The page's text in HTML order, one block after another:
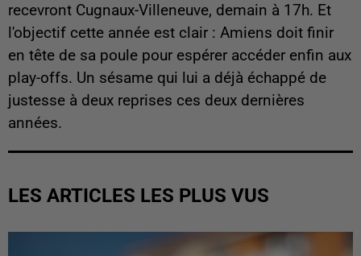
recevront Cugnaux-Villeneuve, demain à 17h. Et
l'objectif cette année est clair : Amiens doit finir
en tête de sa poule pour espérer accéder enfin aux
play-offs. Un sésame qui lui a déjà échappé de
justesse à deux reprises ces deux dernières
années.
LES ARTICLES LES PLUS VUS